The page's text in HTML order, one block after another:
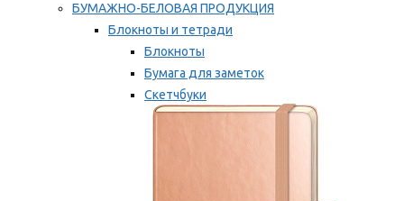
БУМАЖНО-БЕЛОВАЯ ПРОДУКЦИЯ
Блокноты и тетради
Блокноты
Бумага для заметок
Скетчбуки
Тетради